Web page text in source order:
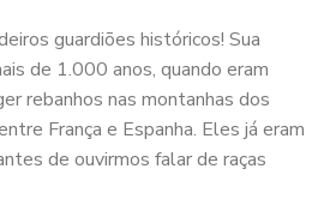
guardiões históricos! Sua
de 1.000 anos, quando eram
rebanhos nas montanhas dos
França e Espanha. Eles já eram
de ouvirmos falar de raças